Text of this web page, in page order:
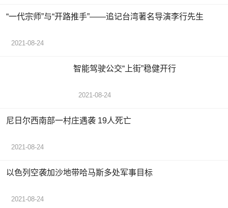
“一代宗师”与“开路推手”——追记台湾著名导演李行先生
2021-08-24
智能驾驶公交“上街”稳健开行
2021-08-24
尼日尔西南部一村庄遇袭 19人死亡
2021-08-24
以色列空袭加沙地带哈马斯多处军事目标
2021-08-24